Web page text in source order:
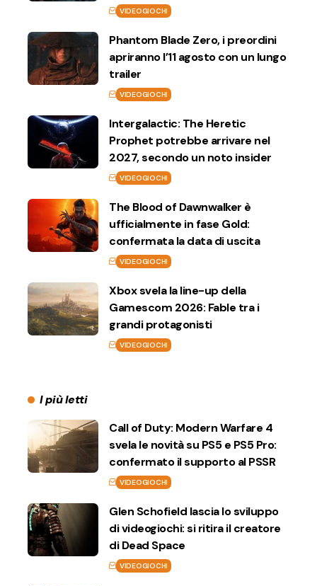
VIDEOGIOCHI
Phantom Blade Zero, i preordini
apriranno l’11 agosto con un lungo
trailer
VIDEOGIOCHI
Intergalactic: The Heretic
Prophet potrebbe arrivare nel
2027, secondo un noto insider
VIDEOGIOCHI
The Blood of Dawnwalker è
ufficialmente in fase Gold:
confermata la data di uscita
VIDEOGIOCHI
Xbox svela la line-up della
Gamescom 2026: Fable tra i
grandi protagonisti
VIDEOGIOCHI
I più letti
Call of Duty: Modern Warfare 4
svela le novità su PS5 e PS5 Pro:
confermato il supporto al PSSR
VIDEOGIOCHI
Glen Schofield lascia lo sviluppo
di videogiochi: si ritira il creatore
di Dead Space
VIDEOGIOCHI